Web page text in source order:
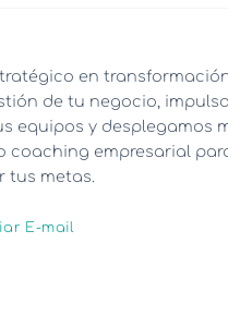
en transformación
de tu negocio,
equipos y desplegamos
coaching empresarial
tus metas.
E-mail